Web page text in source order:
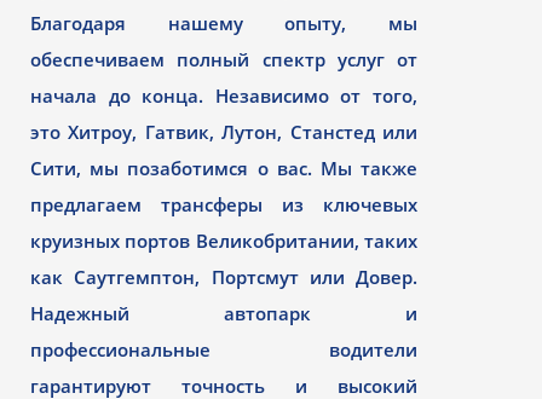
Благодаря нашему опыту, мы
обеспечиваем полный спектр услуг от
начала до конца. Независимо от того,
это Хитроу, Гатвик, Лутон, Станстед или
Сити, мы позаботимся о вас. Мы также
предлагаем трансферы из ключевых
круизных портов Великобритании, таких
как Саутгемптон, Портсмут или Довер.
Надежный автопарк и
профессиональные водители
гарантируют точность и высокий